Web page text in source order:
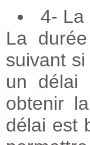
4- La
La
suivant
un délai
obtenir
délai est